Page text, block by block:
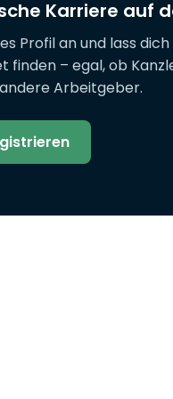
Karriere auf
Profil an und lass
finden – egal, ob
Arbeitgeber.